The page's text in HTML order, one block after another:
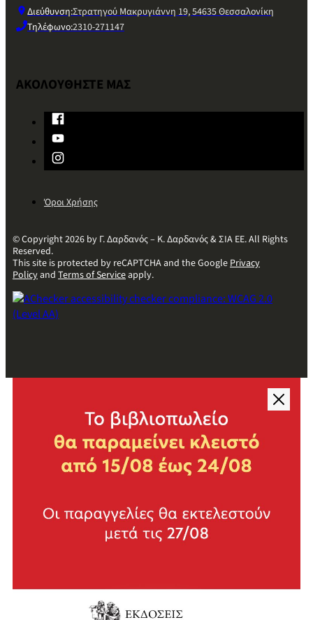
Διεύθυνση:Στρατηγού Μακρυγιάννη 19, 54635 Θεσσαλονίκη
Τηλέφωνο:2310-271147
ΑΚΟΛΟΥΘΗΣΤΕ ΜΑΣ
Όροι Χρήσης
© Copyright 2026 by Γ. Δαρδανός – Κ. Δαρδανός & ΣΙΑ ΕΕ. All Rights
Reserved.
This site is protected by reCAPTCHA and the GooglePrivacy
Policyand Terms of Serviceapply.